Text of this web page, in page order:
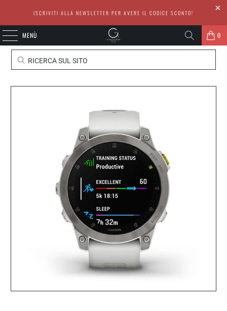
ISCRIVITI ALLA NEWSLETTER PER AVERE IL CODICE SCONTO!
MENÙ 0
RICERCA SUL SITO